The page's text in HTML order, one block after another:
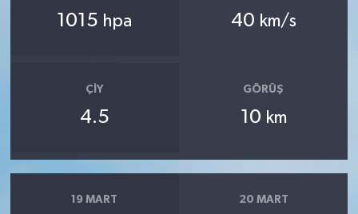
1015 hpa 40 km/s
ÇIY
4.5
GÖRÜŞ
10 km
19 MART 20 MART